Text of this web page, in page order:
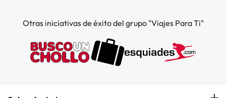
Otras iniciativas de éxito del grupo "Viajes Para Ti"